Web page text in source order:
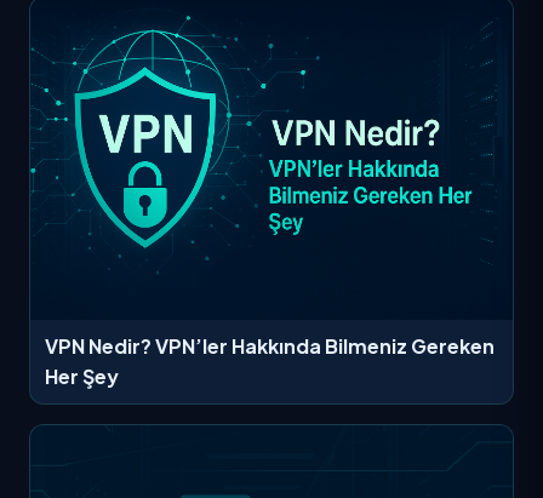
VPN Nedir? VPN’ler Hakkında Bilmeniz Gereken
Her Şey